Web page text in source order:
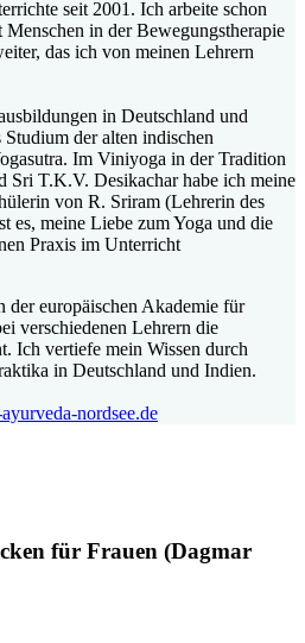
seit 2001. Ich arbeite schon
in der Bewegungstherapie
das ich von meinen Lehrern
in Deutschland und
der alten indischen
Im Viniyoga in der Tradition
Sri T.K.V. Desikachar habe ich meine
von R. Sriram (Lehrerin des
es, meine Liebe zum Yoga und die
Praxis im Unterricht
der europäischen Akademie für
verschiedenen Lehrern die
Ich vertiefe mein Wissen durch
in Deutschland und Indien.
nordsee.de
für Frauen (Dagmar